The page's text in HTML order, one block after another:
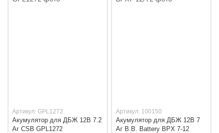
Артикул: GPL1272
Акумулятор для ДБЖ 12В 7.2
Аг CSB GPL1272
Артикул: 100150
Акумулятор для ДБЖ 12В 7
Аг B.B. Battery BPX 7-12